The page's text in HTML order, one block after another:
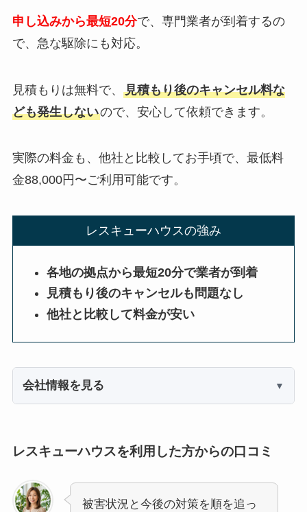
申し込みから最短20分で、専門業者が到着するの
で、急な駆除にも対応。
見積もりは無料で、 見積もり後のキャンセル料な
ども発生しないので、安心して依頼できます。
実際の料金も、他社と比較してお手頃で、最低料
金88,000円〜ご利用可能です。
レスキューハウスの強み
各地の拠点から最短20分で業者が到着
見積もり後のキャンセルも問題なし
他社と比較して料金が安い
会社情報を見る
レスキューハウスを利用した方からの口コミ
被害状況と今後の対策を順を追っ